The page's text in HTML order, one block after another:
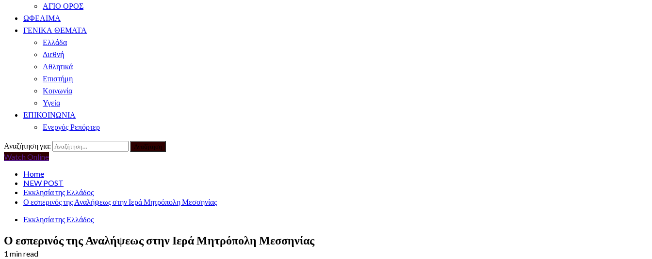
ΑΓΙΟ ΟΡΟΣ
ΩΦΕΛΙΜΑ
ΓΕΝΙΚΑ ΘΕΜΑΤΑ
Ελλάδα
Διεθνή
Αθλητικά
Επιστήμη
Κοινωνία
Υγεία
ΕΠΙΚΟΙΝΩΝΙΑ
Ενεργός Ρεπόρτερ
Αναζήτηση για:
Watch Online
Home
NEW POST
Εκκλησία της Ελλάδος
Ο εσπερινός της Αναλήψεως στην Ιερά Μητρόπολη Μεσσηνίας
Εκκλησία της Ελλάδος
Ο εσπερινός της Αναλήψεως στην Ιερά Μητρόπολη Μεσσηνίας
1 min read